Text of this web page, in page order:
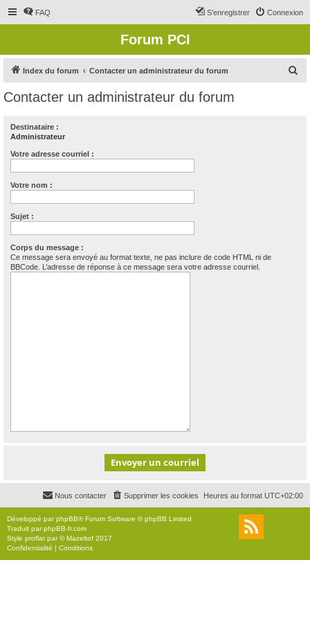
FAQ Connexion
S’enregistrer
Forum PCI
Index du forum Contacter un administrateur du forum
Contacter un administrateur du forum
Destinataire :
Administrateur
Votre adresse courriel :
Votre nom :
Sujet :
Corps du message :
Ce message sera envoyé au format texte, ne pas inclure de code HTML ni de
BBCode. L’adresse de réponse à ce message sera votre adresse courriel.
Heures au format UTC+02:00
Supprimer les cookies
Nous contacter
Développé parphpBB® Forum Software © phpBB Limited
Traduit parphpBB-fr.com
Style proflat par ©Mazeltof 2017
Confidentialité | Conditions